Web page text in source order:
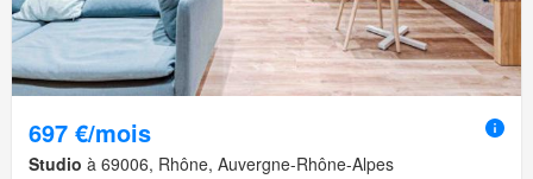
697 €/mois
Studio à 69006, Rhône, Auvergne-Rhône-Alpes